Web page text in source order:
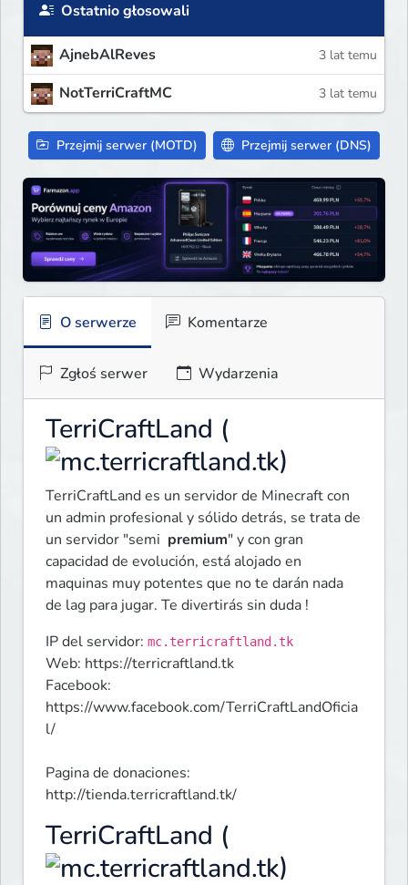
Ostatnio głosowali
AjnebAlReves 3 lat temu
NotTerriCraftMC 3 lat temu
Przejmij serwer (MOTD) Przejmij serwer (DNS)
O serwerze Komentarze
Zgłoś serwer Wydarzenia
TerriCraftLand (
)
TerriCraftLand es un servidor de Minecraft con
un admin profesional y sólido detrás, se trata de
un servidor "semi premium" y con gran
capacidad de evolución, está alojado en
maquinas muy potentes que no te darán nada
de lag para jugar. Te divertirás sin duda !
IP del servidor: mc.terricraftland.tk
Web: https://terricraftland.tk
Facebook:
https://www.facebook.com/TerriCraftLandOficia
l/
Pagina de donaciones:
http://tienda.terricraftland.tk/
TerriCraftLand (
)